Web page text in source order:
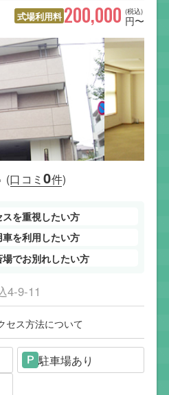
式場利用料 (税込)
200,000 円〜
(口コミ0件)
スを重視したい方
車を利用したい方
場でお別れしたい方
4-9-11
セス方法について
駐車場あり